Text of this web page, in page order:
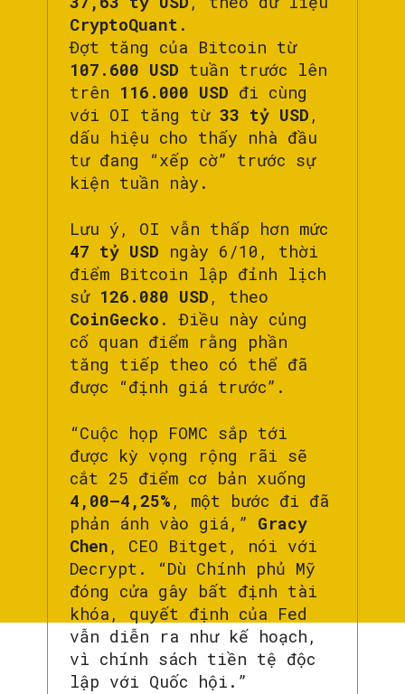
CryptoQuant .
Đợt tăng của Bitcoin từ
107.600 USD tuần trước lên
trên 116.000 USD đi cùng
với OI tăng từ 33 tỷ USD ,
dấu hiệu cho thấy nhà đầu
tư đang “xếp cờ” trước sự
kiện tuần này.
Lưu ý, OI vẫn thấp hơn mức
47 tỷ USD ngày 6/10, thời
điểm Bitcoin lập đỉnh lịch
sử 126.080 USD , theo
CoinGecko . Điều này củng
cố quan điểm rằng phần
tăng tiếp theo có thể đã
được “định giá trước”.
“Cuộc họp FOMC sắp tới
được kỳ vọng rộng rãi sẽ
cắt 25 điểm cơ bản xuống
4,00–4,25% , một bước đi đã
phản ánh vào giá,” Gracy
Chen , CEO Bitget, nói với
Decrypt. “Dù Chính phủ Mỹ
đóng cửa gây bất định tài
khóa, quyết định của Fed
vẫn diễn ra như kế hoạch,
vì chính sách tiền tệ độc
lập với Quốc hội.”